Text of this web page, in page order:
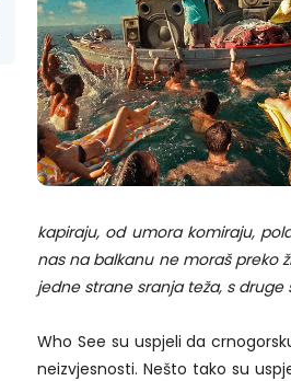
kapiraju, od umora komiraju,
nas na balkanu ne moraš preko
jedne strane sranja teža, s druge
Who See su uspjeli da
neizvjesnosti. Nešto tako su